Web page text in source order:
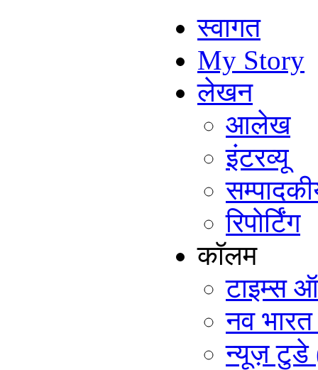
स्वागत
My Story
लेखन
आलेख
इंटरव्यू
रिपोर्टिंग
कॉलम
टाइम्स
नव भारत
न्यूज़ टुडे